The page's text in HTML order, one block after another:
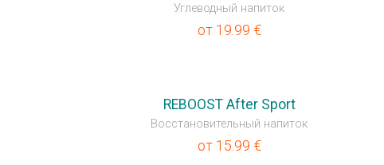
Углеводный напиток
от 19.99 €
REBOOST After Sport
Восстановительный напиток
от 15.99 €